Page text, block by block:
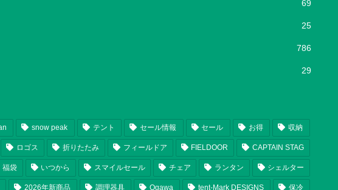
69
25
786
29
snow peak テント セール情報 セール お得 収納
ロゴス 折りたたみ フィールドア FIELDOOR CAPTAIN STAG
福袋 いつから スマイルセール チェア ランタン シェルター
2026年新商品 調理器具 Ogawa tent-Mark DESIGNS 保冷